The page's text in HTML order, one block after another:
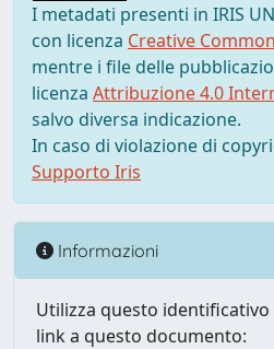
I metadati presenti in IRIS
con licenza Creative
mentre i file delle
licenza Attribuzione 4.0
salvo diversa indicazione.
In caso di violazione di
Supporto Iris
Informazioni
Utilizza questo
link a questo documento: